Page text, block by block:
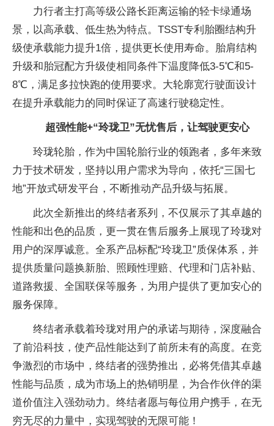
力行者主打高等级公路长距离运输的轻卡绿通场
景，以高承载、低生热为特点。TSST专利胎圈结构升
级使承载能力提升1倍，提供更长使用寿命。胎肩结构
升级和胎冠配方升级使相同条件下温度降低3-5℃和5-
8℃，满足多拉快跑的使用要求。大轮廓宽行驶面设计
在提升承载能力的同时保证了高速行驶稳定性。
超强性能+“玲珑卫”无忧售后，让驾驶更安心
玲珑轮胎，作为中国轮胎行业的领跑者，多年来致
力于技术研发，坚持以用户需求为导向，依托“三国七
地”开放式研发平台，不断推动产品升级与拓展。
此次全新推出的终结者系列，不仅展示了其卓越的
性能和出色的品质，更一贯在售后服务上展现了玲珑对
用户的深厚诚意。全系产品标配“玲珑卫”质保体系，并
提供质量问题换新胎、照顾性理赔、代理和门店补贴、
道路救援、全国联保等服务，为用户提供了更加安心的
服务保障。
终结者承载着玲珑对用户的承诺与期待，深度融合
了前沿科技，使产品性能达到了前所未有的高度。在竞
争激烈的市场中，终结者的强势推出，必将凭借其卓越
性能与品质，成为市场上的热销明星，为合作伙伴的渠
道价值注入强劲动力。终结者愿与每位用户携手，在无
穷无尽的力量中，实现驾驶的无限可能！